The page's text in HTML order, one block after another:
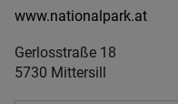
www.nationalpark.at
Gerlosstraße 18
5730 Mittersill